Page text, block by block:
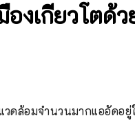
งเกียวโตด้ว
วดล้อมจำนวนมากแออัดอ